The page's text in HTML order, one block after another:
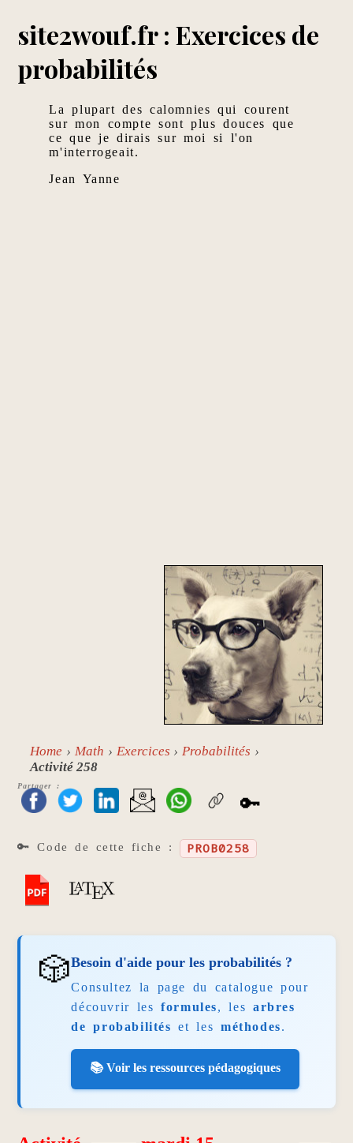
site2wouf.fr : Exercices de
probabilités
La plupart des calomnies qui courent
sur mon compte sont plus douces que
ce que je dirais sur moi si l'on
m'interrogeait.
Jean Yanne
Home Math Exercices
Probabilités
Activité 258
Partager :
🔑
🔑 Code de cette fiche : PROB0258
🎲Besoin d'aide pour les probabilités ?
Consultez la page du catalogue pour
découvrir lesformules, lesarbres
de probabilités et les méthodes.
📚 Voir les ressources pédagogiques